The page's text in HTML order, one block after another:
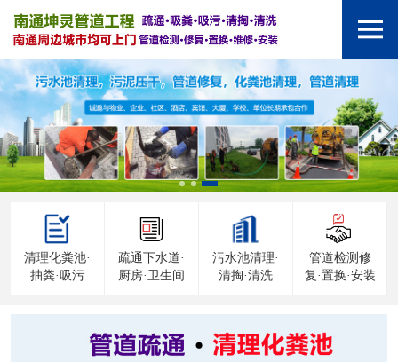
清理化粪池·
抽粪·吸污
疏通下水道·
厨房·卫生间
污水池清理·
清掏·清洗
管道检测修
复·置换·安装